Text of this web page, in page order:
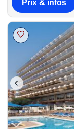
Prix & infos